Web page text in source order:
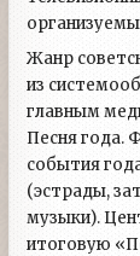
Жанр
из
главным
Песня года.
события
(эстрады,
музыки).
итоговую